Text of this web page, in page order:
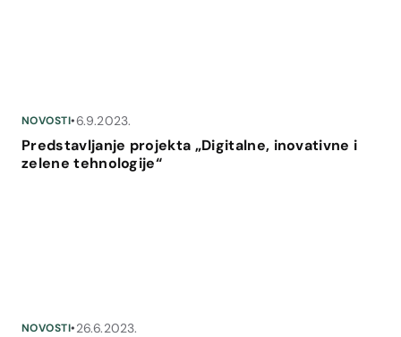
NOVOSTI•6.9.2023.
Predstavljanje projekta „Digitalne, inovativne i
zelene tehnologije“
NOVOSTI•26.6.2023.